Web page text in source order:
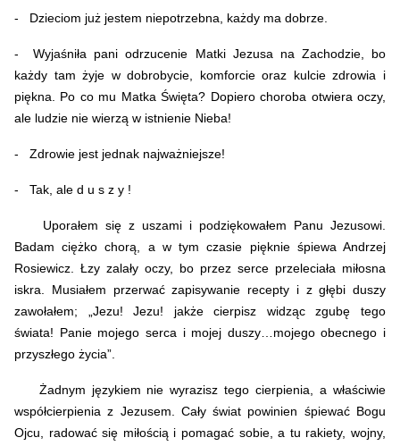
- Dzieciom już jestem niepotrzebna, każdy ma dobrze.
- Wyjaśniła pani odrzucenie Matki Jezusa na Zachodzie, bo
każdy tam żyje w dobrobycie, komforcie oraz kulcie zdrowia i
piękna. Po co mu Matka Święta? Dopiero choroba otwiera oczy,
ale ludzie nie wierzą w istnienie Nieba!
- Zdrowie jest jednak najważniejsze!
- Tak, ale d u s z y !
Uporałem się z uszami i podziękowałem Panu Jezusowi.
Badam ciężko chorą, a w tym czasie pięknie śpiewa Andrzej
Rosiewicz. Łzy zalały oczy, bo przez serce przeleciała miłosna
iskra. Musiałem przerwać zapisywanie recepty i z głębi duszy
zawołałem;
„Jezu! Jezu! jakże cierpisz widząc zgubę tego
świata! Panie mojego serca i mojej duszy…mojego obecnego i
przyszłego życia”.
Żadnym językiem nie wyrazisz tego cierpienia, a właściwie
współcierpienia z Jezusem. Cały świat powinien śpiewać Bogu
Ojcu, radować się miłością i pomagać sobie, a tu rakiety, wojny,